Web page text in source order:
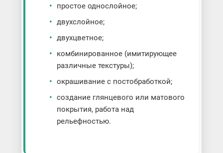
простое однослойное;
двухслойное;
двухцветное;
комбинированное (имитирующее
различные текстуры);
окрашивание с постобработкой;
создание глянцевого или матового
покрытия, работа над
рельефностью.